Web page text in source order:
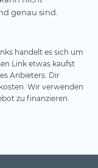
genau sind.
handelt es sich um
Link etwas kaufst
Anbieters. Dir
Wir verwenden
zu finanzieren.